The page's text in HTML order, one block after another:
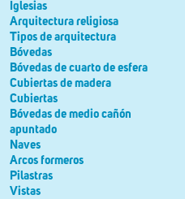
Iglesias
Arquitectura religiosa
Tipos de arquitectura
Bóvedas
Bóvedas de cuarto de esfera
Cubiertas de madera
Cubiertas
Bóvedas de medio cañón
apuntado
Naves
Arcos formeros
Pilastras
Vistas